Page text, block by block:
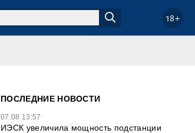
18+
ПОСЛЕДНИЕ НОВОСТИ
07.08 13:57
ИЭСК увеличила мощность подстанции